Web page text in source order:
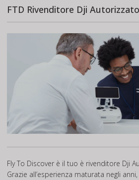
FTD Rivenditore Dji Autorizzato
Fly To Discover è il tuo è rivenditore Dji
Grazie all’esperienza maturata negli